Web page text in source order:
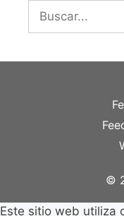
Buscar:
©
Este sitio web utiliza